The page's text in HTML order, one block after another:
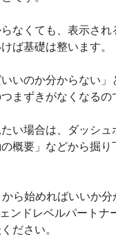
なくても、表示され
ば基礎は整います。
いいのか分からない
まずきがなくなるの
い場合は、ダッシュ
の概要」などから掘り
ら始めればいいか分
ンドレベルパートナ
ださい。